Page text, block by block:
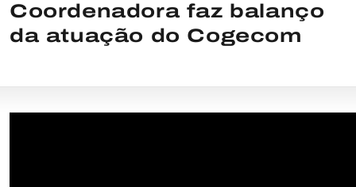
Coordenadora faz balanço
da atuação do Cogecom